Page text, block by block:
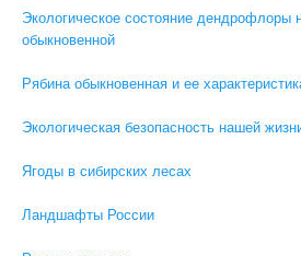
Экологическое состояние дендрофлоры
обыкновенной
Рябина обыкновенная и ее
Экологическая безопасность нашей
Ягоды в сибирских лесах
Ландшафты России